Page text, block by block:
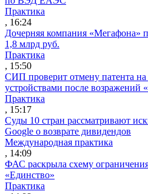
Практика
, 16:24
Дочерняя компания «Мегафона»
1,8 млрд руб.
Практика
, 15:50
СИП проверит отмену патента на
устройствами после возражений
Практика
, 15:17
Суды 10 стран рассматривают
Google о возврате дивидендов
Международная практика
, 14:09
ФАС раскрыла схему
«Единство»
Практика